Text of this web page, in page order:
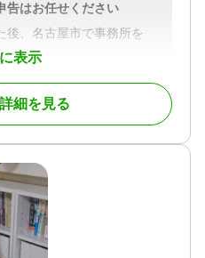
表示
告はお任せください
後、名古屋市で事務所を
りますが、個人・法人の
幅広く対応しておりま
いただき、必要に応じて
様の希望を最大限考慮し
す。
ると幸いです。
細を見る